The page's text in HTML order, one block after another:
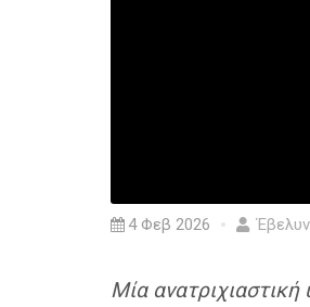
4 Φεβ 2026
Μία